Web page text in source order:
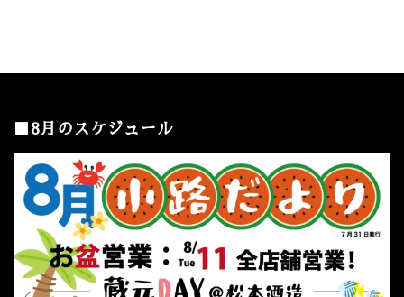
■8月のスケジュール